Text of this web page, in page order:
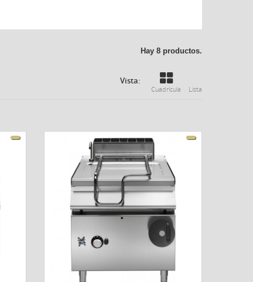
Hay 8 productos.
Vista:
Cuadrícula Lista